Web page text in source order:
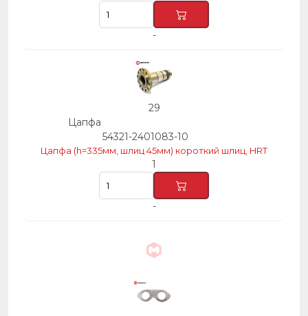
-
29
Цапфа
54321-2401083-10
Цапфа (h=335мм, шлиц 45мм) короткий шлиц, HRT
1
-